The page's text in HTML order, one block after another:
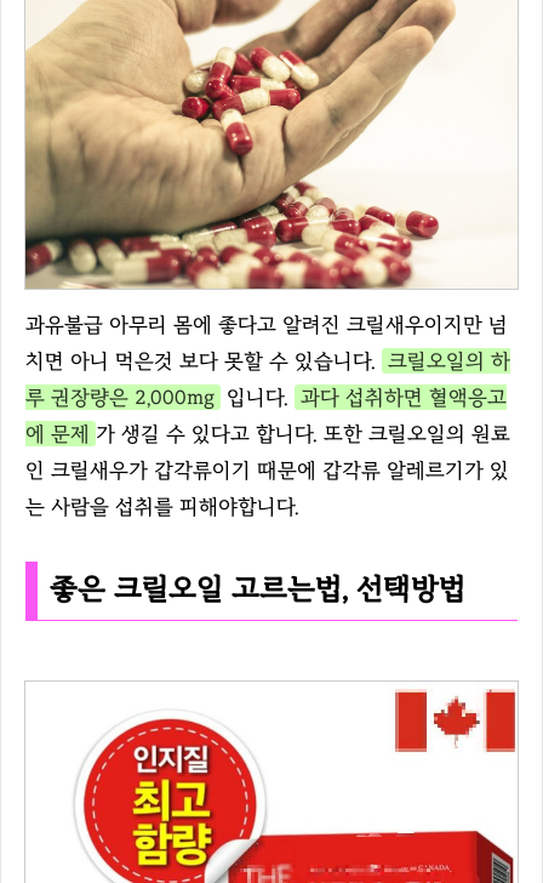
과유불급 아무리 몸에 좋다고 알려진 크릴새우이지만 넘
치면 아니 먹은것 보다 못할 수 있습니다.
크릴오일의 하
루 권장량은 2,000mg
입니다.
과다 섭취하면 혈액응고
에 문제
가 생길 수 있다고 합니다. 또한 크릴오일의 원료
인 크릴새우가 갑각류이기 때문에 갑각류 알레르기가 있
는 사람을 섭취를 피해야합니다.
좋은 크릴오일 고르는법, 선택방법